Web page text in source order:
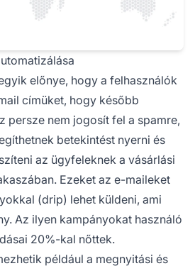
előnye, hogy a felhasználók
címüket, hogy később
persze nem jogosít fel a spamre,
betekintést nyerni és
az ügyfeleknek a vásárlási
Ezeket az e-maileket
(drip) lehet küldeni, ami
Az ilyen kampányokat használó
20%-kal nőttek.
például a megnyitási és